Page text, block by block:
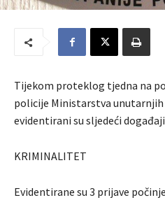
Tijekom proteklog tjedna na
policije Ministarstva unutarnjih
evidentirani su sljedeći
KRIMINALITET
Evidentirane su 3 prijave